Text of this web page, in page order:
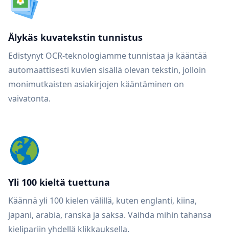
Älykäs kuvatekstin tunnistus
Edistynyt OCR-teknologiamme tunnistaa ja kääntää
automaattisesti kuvien sisällä olevan tekstin, jolloin
monimutkaisten asiakirjojen kääntäminen on
vaivatonta.
Yli 100 kieltä tuettuna
Käännä yli 100 kielen välillä, kuten englanti, kiina,
japani, arabia, ranska ja saksa. Vaihda mihin tahansa
kielipariin yhdellä klikkauksella.